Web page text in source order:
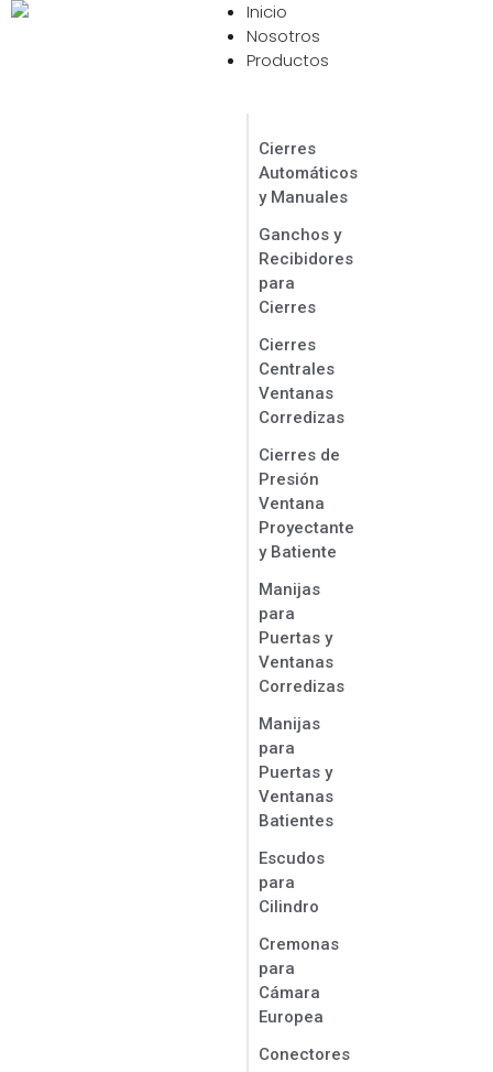
Inicio
Nosotros
Productos
Cierres
Automáticos
y Manuales
Ganchos y
Recibidores
para
Cierres
Cierres
Centrales
Ventanas
Corredizas
Cierres de
Presión
Ventana
Proyectante
y Batiente
Manijas
para
Puertas y
Ventanas
Corredizas
Manijas
para
Puertas y
Ventanas
Batientes
Escudos
para
Cilindro
Cremonas
para
Cámara
Europea
Conectores
Contáctanos Ahora